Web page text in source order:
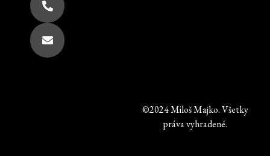
©2024 Miloš Majko. Všetky
práva vyhradené.